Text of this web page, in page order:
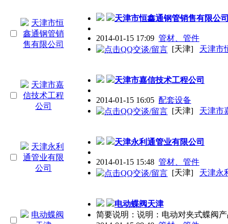
天津市恒鑫通钢管销售有限公司
2014-01-15 17:09 管材、管件
[天津]
天津市
天津市嘉信技术工程公司
2014-01-15 16:05 配套设备
[天津]
天津市
天津永利通管业有限公司
2014-01-15 15:48 管材、管件
[天津]
天津永
电动蝶阀天津
简要说明：说明：电动对夹式蝶阀